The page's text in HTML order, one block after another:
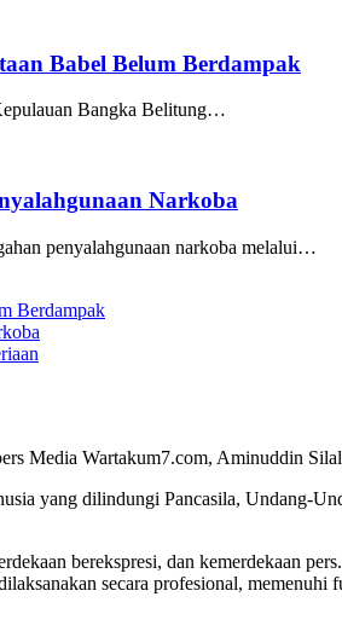
Babel Belum Berdampak
Bangka Belitung…
Narkoba
penyalahgunaan narkoba melalui…
Berdampak
Media Wartakum7.com, Aminuddin
yang dilindungi Pancasila, Undang-
berekspresi, dan kemerdekaan pers.
secara profesional,